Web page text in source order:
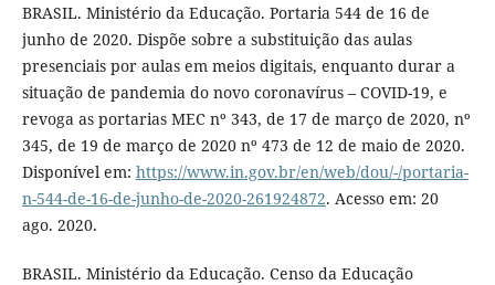
BRASIL. Ministério da Educação. Portaria 544 de 16 de
junho de 2020. Dispõe sobre a substituição das aulas
presenciais por aulas em meios digitais, enquanto durar a
situação de pandemia do novo coronavírus – COVID-19, e
revoga as portarias MEC nº 343, de 17 de março de 2020, nº
345, de 19 de março de 2020 nº 473 de 12 de maio de 2020.
Disponível em: https://www.in.gov.br/en/web/dou/-/portaria-
n-544-de-16-de-junho-de-2020-261924872. Acesso em: 20
ago. 2020.
BRASIL. Ministério da Educação. Censo da Educação